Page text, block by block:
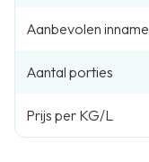
Aanbevolen inname
Aantal porties
Prijs per KG/L